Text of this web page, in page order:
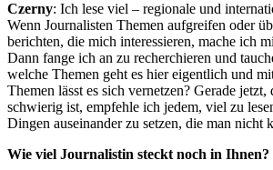
Czerny: Ich lese viel – regionale und
Wenn Journalisten Themen aufgreifen oder
berichten, die mich interessieren, mache ich
Dann fange ich an zu recherchieren und
welche Themen geht es hier eigentlich und
Themen lässt es sich vernetzen? Gerade jetzt,
schwierig ist, empfehle ich jedem, viel zu
Dingen auseinander zu setzen, die man nicht
Wie viel Journalistin steckt noch in Ihnen?